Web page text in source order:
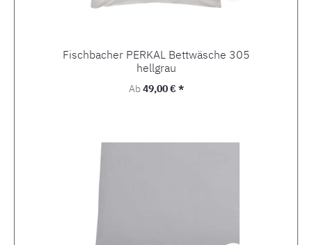
Fischbacher PERKAL Bettwäsche 305
hellgrau
Regulärer Preis:
Ab49,00 € *